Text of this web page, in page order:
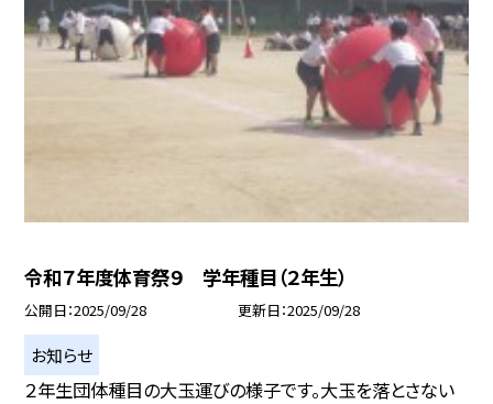
令和７年度体育祭９ 学年種目（２年生）
公開日 2025/09/28 更新日 2025/09/28
お知らせ
２年生団体種目の大玉運びの様子です。大玉を落とさない